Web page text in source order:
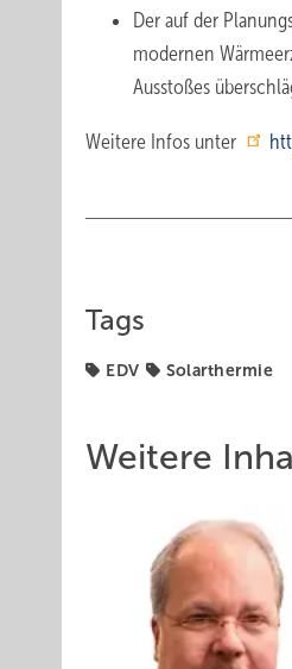
Der auf der
modernen
Ausstoßes
Weitere Infos unter
Tags
EDV Solarthermie
Weitere